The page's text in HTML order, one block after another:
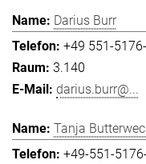
Darius Burr
+49 551-
3.140
darius.burr@...
Tanja
+49-551-